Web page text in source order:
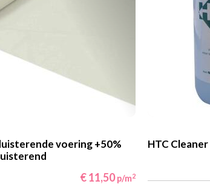
voering +50%
€ 11,50 p/m2
HTC Cleaner